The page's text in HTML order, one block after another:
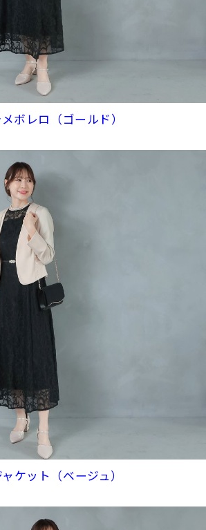
ボレロ（ゴールド）
ケット（ベージュ）